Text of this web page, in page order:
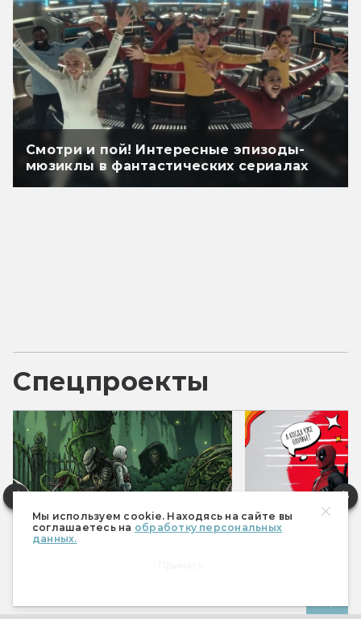
Мы используем cookie. Находясь на сайте вы
соглашаетесь на обработку персональных
данных.
Смотри и пой! Интересные эпизоды-
мюзиклы в фантастических сериалах
Спецпроекты